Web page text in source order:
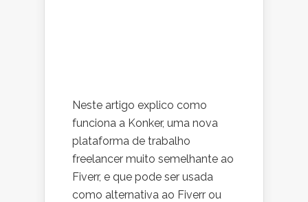
Neste artigo explico como
funciona a Konker, uma nova
plataforma de trabalho
freelancer muito semelhante ao
Fiverr, e que pode ser usada
como alternativa ao Fiverr ou